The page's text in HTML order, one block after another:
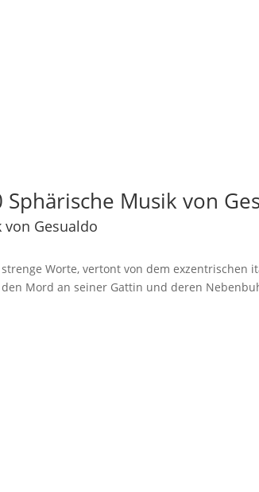
Musik von
von Gesualdo
Worte, vertont von dem exzentrischen
Mord an seiner Gattin und deren